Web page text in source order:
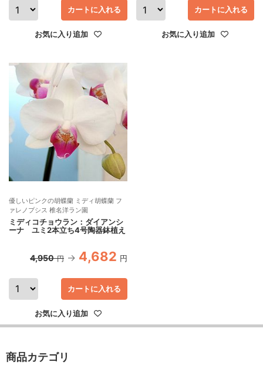
お気に入り追加
カートに入れる
お気に入り追加
カートに入れる
優しいピンクの胡蝶蘭 ミディ胡蝶蘭 フ
ァレノプシス 椎名洋ラン園
ミディコチョウラン：ダイアンシ
ーナ ユミ2本立ち4号陶器鉢植え
4,950 円 4,682 円
お気に入り追加
カートに入れる
商品カテゴリ